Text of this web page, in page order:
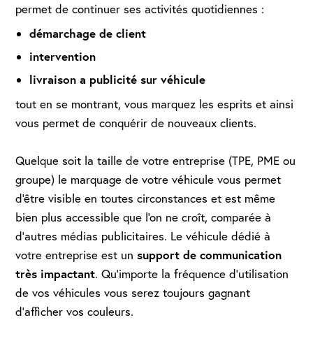
permet de continuer ses activités quotidiennes :
démarchage de client
intervention
livraison a publicité sur véhicule
tout en se montrant, vous marquez les esprits et ainsi
vous permet de conquérir de nouveaux clients.
Quelque soit la taille de votre entreprise (TPE, PME ou
groupe) le marquage de votre véhicule vous permet
d'être visible en toutes circonstances et est même
bien plus accessible que l'on ne croît, comparée à
d'autres médias publicitaires. Le véhicule dédié à
votre entreprise est unsupport de communication
très impactant. Qu'importe la fréquence d'utilisation
de vos véhicules vous serez toujours gagnant
d'afficher vos couleurs.